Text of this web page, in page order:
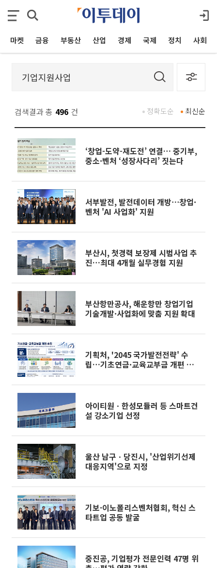
마켓 금융 부동산 산업 경제 국제 정치 사회
검색결과 총 496 건 최신순
정확도순
‘창업-도약-재도전’ 연결… 중기부,
중소·벤처 ‘성장사다리’ 짓는다
서부발전, 발전데이터 개방⋯창업·
벤처 'AI 사업화' 지원
부산시, 첫경력 보장제 시범사업 추
진…최대 4개월 실무경험 지원
부산항만공사, 해운항만 창업기업
기술개발·사업화에 맞춤 지원 확대
기획처, '2045 국가발전전략' 수
립…기초연금·교육교부금 개편 추
아이티원ㆍ한성모듈러 등 스마트건
설 강소기업 선정
울산 남구ㆍ당진시, '산업위기선제
대응지역'으로 지정
기보·이노폴리스벤처협회, 혁신 스
타트업 공동 발굴
중진공, 기업평가 전문인력 47명 위